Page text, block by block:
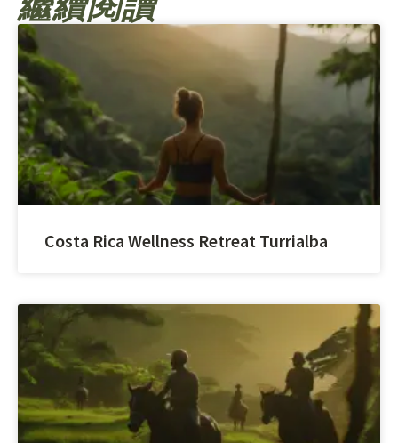
Costa Rica Wellness Retreat Turrialba